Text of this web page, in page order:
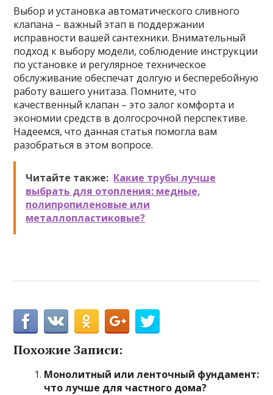
Выбор и установка автоматического сливного
клапана – важный этап в поддержании
исправности вашей сантехники. Внимательный
подход к выбору модели, соблюдение инструкции
по установке и регулярное техническое
обслуживание обеспечат долгую и бесперебойную
работу вашего унитаза. Помните, что
качественный клапан – это залог комфорта и
экономии средств в долгосрочной перспективе.
Надеемся, что данная статья помогла вам
разобраться в этом вопросе.
Читайте также: Какие трубы лучше
выбрать для отопления: медные,
полипропиленовые или
металлопластиковые?
Похожие Записи:
Монолитный или ленточный фундамент:
что лучше для частного дома?